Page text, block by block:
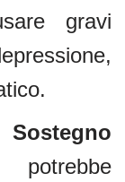
gravi